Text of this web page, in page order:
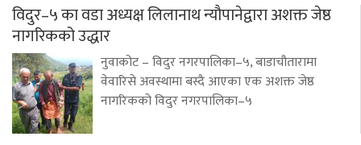
विदुर–५ का वडा अध्यक्ष लिलानाथ न्यौपानेद्वारा अशक्त जेष्ठ
नागरिकको उद्धार
नुवाकोट – विदुर नगरपालिका–५, बाडाचौतारामा
वेवारिसे अवस्थामा बस्दै आएका एक अशक्त जेष्ठ
नागरिकको विदुर नगरपालिका–५